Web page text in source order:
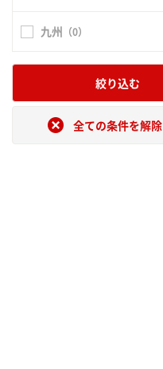
九州 （0）
絞り込む
全ての条件を解除